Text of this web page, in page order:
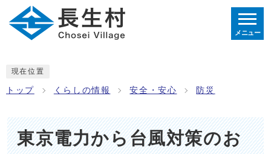
メニュー
現在位置
トップ くらしの情報 安全・安心 防災
東京電力から台風対策のお